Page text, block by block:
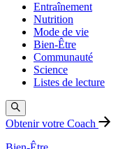
Entraînement
Nutrition
Mode de vie
Bien-Être
Communauté
Science
Listes de lecture
Obtenir votre Coach